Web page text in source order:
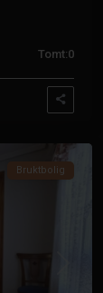
Tomt:0
Bruktbolig